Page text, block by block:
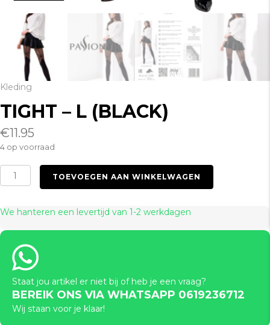
Kleding
TIGHT – L (BLACK)
€11.95
4 op voorraad
Tight
-
(Black)
aantal
TOEVOEGEN AAN WINKELWAGEN
We hanteren een levertijd van 1-2 werkdagen
Staat jou artikel er niet bij of heb je een vraag?
BEREIK ONS VIA WHATSAPP 0619236712
Wij staan voor je klaar!